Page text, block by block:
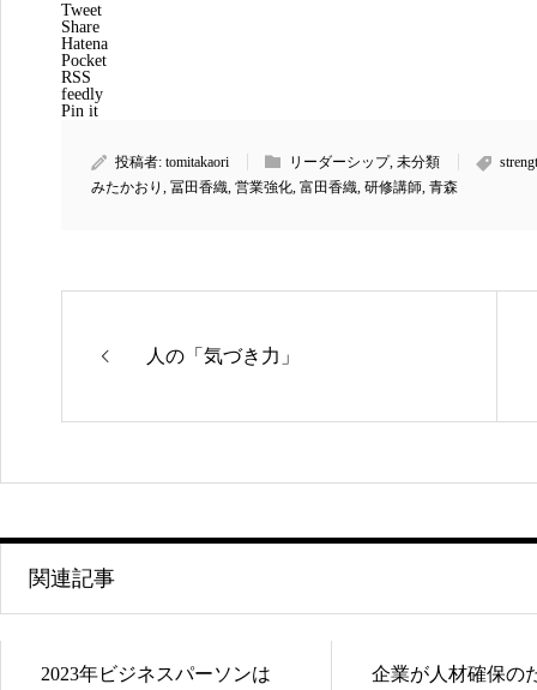
Tweet
Share
Hatena
Pocket
RSS
feedly
Pin it
投稿者: tomitakaori リーダーシップ, 未分類
みたかおり , 冨田香織, 営業強化, 富田香織, 研修講師, 青森
人の「気づき力」
関連記事
2023年ビジネスパーソンは
企業が人材確保の